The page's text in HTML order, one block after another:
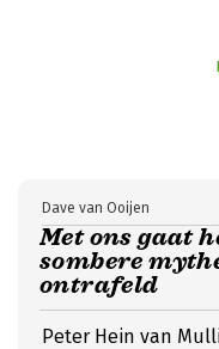
Met ons gaat
sombere
ontrafeld
Dave van Ooijen
Peter Hein van